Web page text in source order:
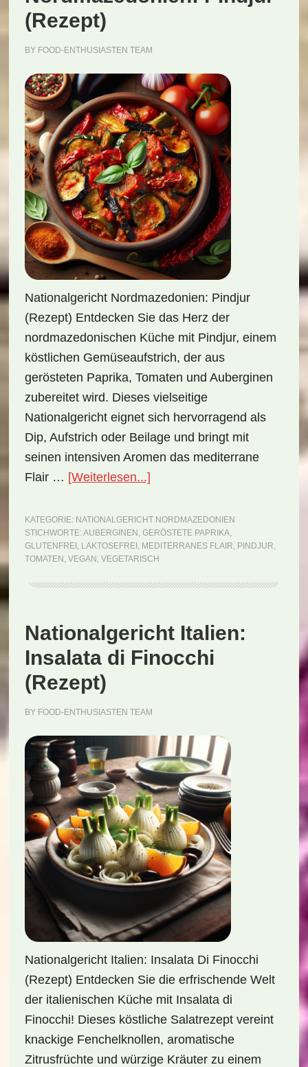
(Rezept)
BY FOOD-ENTHUSIASTEN TEAM
Nationalgericht Nordmazedonien: Pindjur
(Rezept) Entdecken Sie das Herz der
nordmazedonischen Küche mit Pindjur, einem
köstlichen Gemüseaufstrich, der aus
gerösteten Paprika, Tomaten und Auberginen
zubereitet wird. Dieses vielseitige
Nationalgericht eignet sich hervorragend als
Dip, Aufstrich oder Beilage und bringt mit
seinen intensiven Aromen das mediterrane
Flair … [Weiterlesen...]ÜberNationalgericht
Pindjur
(Rezept)
KATEGORIE: NATIONALGERICHT NORDMAZEDONIEN
STICHWORTE: AUBERGINEN , GERÖSTETE PAPRIKA,
GLUTENFREI , LAKTOSEFREI , MEDITERRANES FLAIR, PINDJUR,
TOMATEN , VEGAN , VEGETARISCH
Nationalgericht Italien:
Insalata di Finocchi
(Rezept)
BY FOOD-ENTHUSIASTEN TEAM
Nationalgericht Italien: Insalata Di Finocchi
(Rezept) Entdecken Sie die erfrischende Welt
der italienischen Küche mit Insalata di
Finocchi! Dieses köstliche Salatrezept vereint
knackige Fenchelknollen, aromatische
Zitrusfrüchte und würzige Kräuter zu einem